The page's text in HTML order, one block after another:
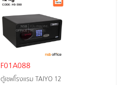
F01A088
ตู้เซฟโรงแรม TAIYO 12